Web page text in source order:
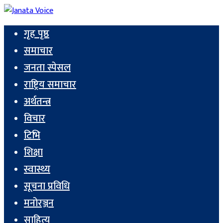
गृह पृष्ठ
समाचार
जनता स्पेसल
राष्ट्रिय समाचार
अर्थतन्त्र
विचार
टिभि
शिक्षा
स्वास्थ्य
सूचना प्रविधि
मनोरञ्जन